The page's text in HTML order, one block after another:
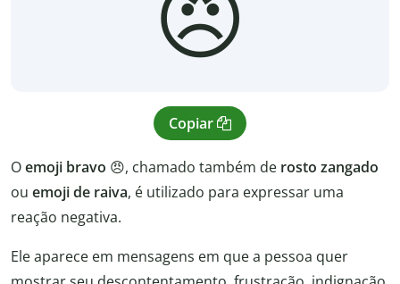
Copiar
Oemoji bravo 😠, chamado também de rosto zangado
ou emoji de raiva, é utilizado para expressar uma
reação negativa.
Ele aparece em mensagens em que a pessoa quer